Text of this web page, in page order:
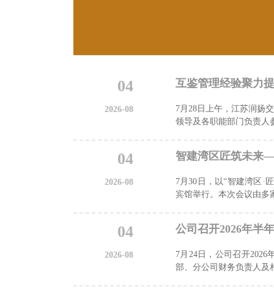
04
2026-08
互鉴管理经验聚力
7月28日上午，江苏润扬
领导及各职能部门负责人
04
2026-08
7月30日，以“智建湾区·
宾馆举行。本次会议由多
04
2026-08
公司召开2026年半
7月24日，公司召开
部、分公司财务负责人及